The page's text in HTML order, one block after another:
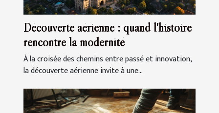
Découverte aérienne : quand l'histoire
rencontre la modernité
À la croisée des chemins entre passé et innovation,
la découverte aérienne invite à une...